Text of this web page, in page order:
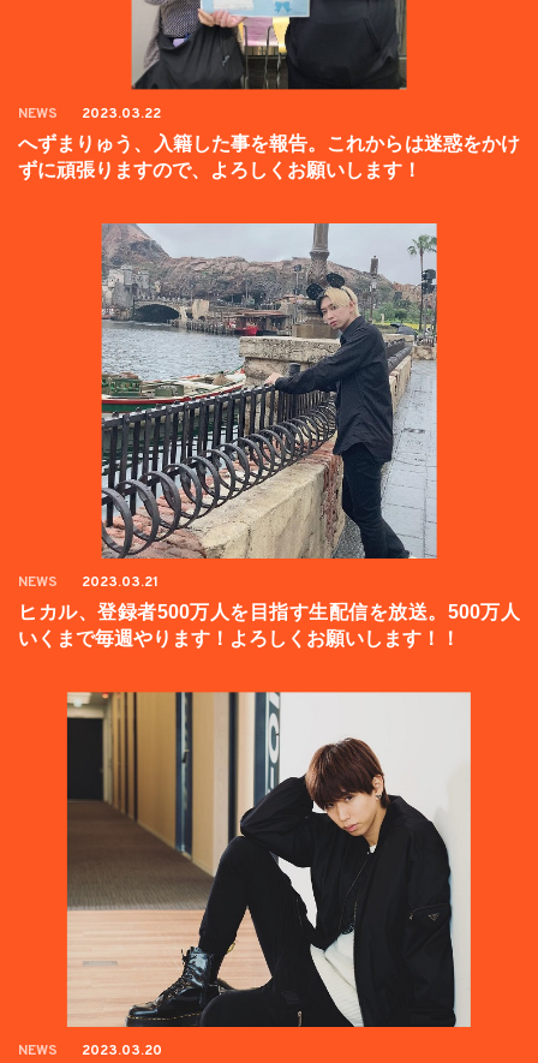
NEWS 2023.03.22
へずまりゅう、入籍した事を報告。これからは迷惑をかけ
ずに頑張りますので、よろしくお願いします！
NEWS 2023.03.21
ヒカル、登録者500万人を目指す生配信を放送。500万人
いくまで毎週やります！よろしくお願いします！！
NEWS 2023.03.20